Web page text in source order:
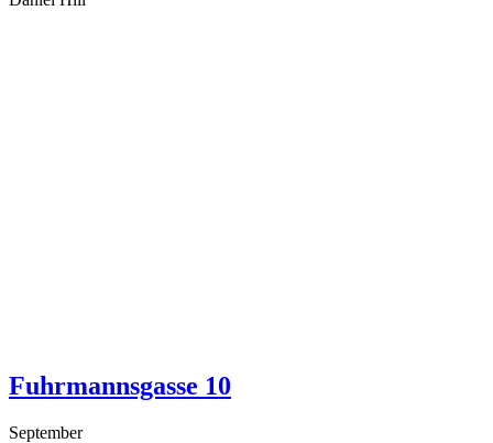
Fuhrmannsgasse 10
September